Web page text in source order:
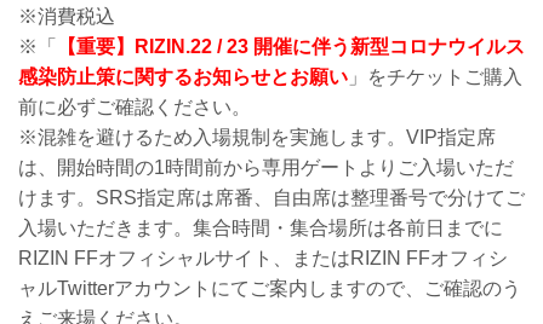
※消費税込
※「
【重要】RIZIN.22 / 23 開催に伴う新型コロナウイルス
感染防止策に関するお知らせとお願い 」をチケットご購入
前に必ずご確認ください。
※混雑を避けるため入場規制を実施します。VIP指定席
は、開始時間の1時間前から専用ゲートよりご入場いただ
けます。SRS指定席は席番、自由席は整理番号で分けてご
入場いただきます。集合時間・集合場所は各前日までに
RIZIN FFオフィシャルサイト、またはRIZIN FFオフィシ
ャルTwitterアカウントにてご案内しますので、ご確認のう
えご来場ください。